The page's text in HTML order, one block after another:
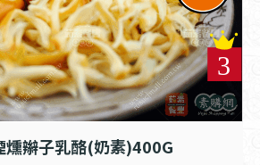
燻辮子乳酪(奶素)400G